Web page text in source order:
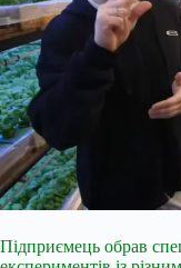
Підприємець обрав